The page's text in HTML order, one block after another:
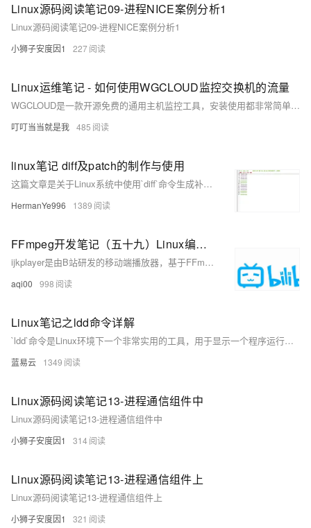
Linux源码阅读笔记09-进程NICE案例分析1
Linux源码阅读笔记09-进程NICE案例分析1
小狮子安度因1 227
Linux运维笔记 - 如何使用WGCLOUD监控交换机的流量
WGCLOUD是一款开源免费的通用主机监控工具，安装使用都非常简单，它可以监控主机、服务器的cpu、内存、磁盘、流量等数据，也可以监控数据库、中间件、网络设备
叮叮当当就是我 485
linux笔记 diff及patch的制作与使用
这篇文章是关于Linux系统中使用`diff`命令生成补丁文件以及使用`patch`命令应用这些补丁的详细教程和实战案例。
HermanYe996 1389
FFmpeg开发笔记（五十九）Linux编译ijkplayer的Android平台so库
ijkplayer是由B站研发的移动端播放器，基于FFmpeg 3.4，支持Android和iOS。其源码托管于GitHub，截至2024年9月15日，获得了3.24万星标和0.81万分支，尽管已停止更新6年。本文档介绍了如何在Linux环境下编译ijkplayer的so库，以便在较新的开发环境中使用。首先需安装编译工具并调整/tmp分区大小，接着下载并安装Android SDK和NDK，最后下载ijkplayer源码并编译。详细步骤包括环境准备、工具安装及库编译等。更多FFmpeg开发知识可参考相关书籍。
aqi00 998
Linux笔记之ldd命令详解
`ldd`命令是Linux环境下一个非常实用的工具，用于显示一个程序运行时所需的共享库依赖。它帮助开发者和系统管理员快速诊断程序运行问题，特别是在处理"找不到库文件"或者"错误的库文件版本"等错误时。然而，出于安全的考虑，对于不信任的可执行文件，应该慎用 `ldd`命令，可以考虑使用其他工具如 `objdump`。总的来说，懂得如何妥善且安全地使用 `ldd`，对于维护一个稳定和高效的Linux系统来说，是非常重要的。
蓝易云 1349
Linux源码阅读笔记13-进程通信组件中
Linux源码阅读笔记13-进程通信组件中
小狮子安度因1 314
Linux源码阅读笔记13-进程通信组件上
Linux源码阅读笔记13-进程通信组件上
小狮子安度因1 321